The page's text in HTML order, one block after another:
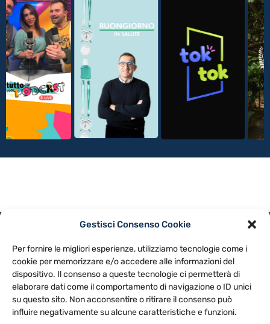
Gestisci Consenso Cookie
Per fornire le migliori esperienze, utilizziamo tecnologie come i
cookie per memorizzare e/o accedere alle informazioni del
dispositivo. Il consenso a queste tecnologie ci permetterà di
elaborare dati come il comportamento di navigazione o ID unici
su questo sito. Non acconsentire o ritirare il consenso può
influire negativamente su alcune caratteristiche e funzioni.
NOTE LEGALI
CONTATTACI PREFERENZE
TV LIBERA S.P.A.
Via Monteleonese 95/21 – 51100 Pistoia (PT)
Tel. 0573.9136 / Fax 0573.913615